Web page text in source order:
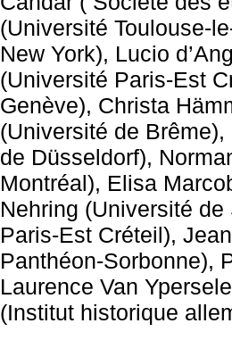
(Université Toulouse-
New York), Lucio
(Université Paris-Est
Genève), Christa
(Université de
de Düsseldorf),
Montréal), Elisa
Nehring (Université
Paris-Est Créteil),
Panthéon-Sorbonne),
Laurence Van
(Institut historique